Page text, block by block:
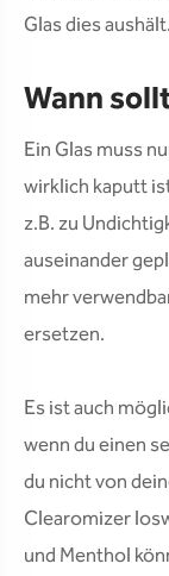
Glas dies
Wann
Ein Glas muss
wirklich kaputt
z.B. zu
auseinander
mehr
ersetzen.
Es ist auch
wenn du einen
du nicht von
Clearomizer
und Menthol